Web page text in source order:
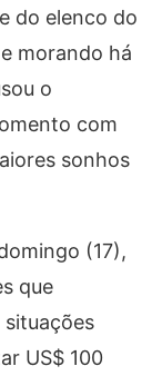
do elenco do
morando há
o
com
sonhos
(17),
que
US$ 100